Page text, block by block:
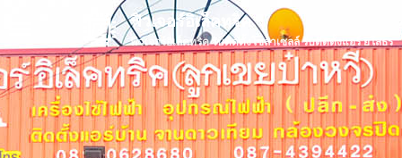
ฟิวเจอร์อิเล็คทริค
ฟิวเจอร์อิเล็คทริค รับติดตั้งโซลาเซลล์ รับติดตั้งแอร์ ยโสธร